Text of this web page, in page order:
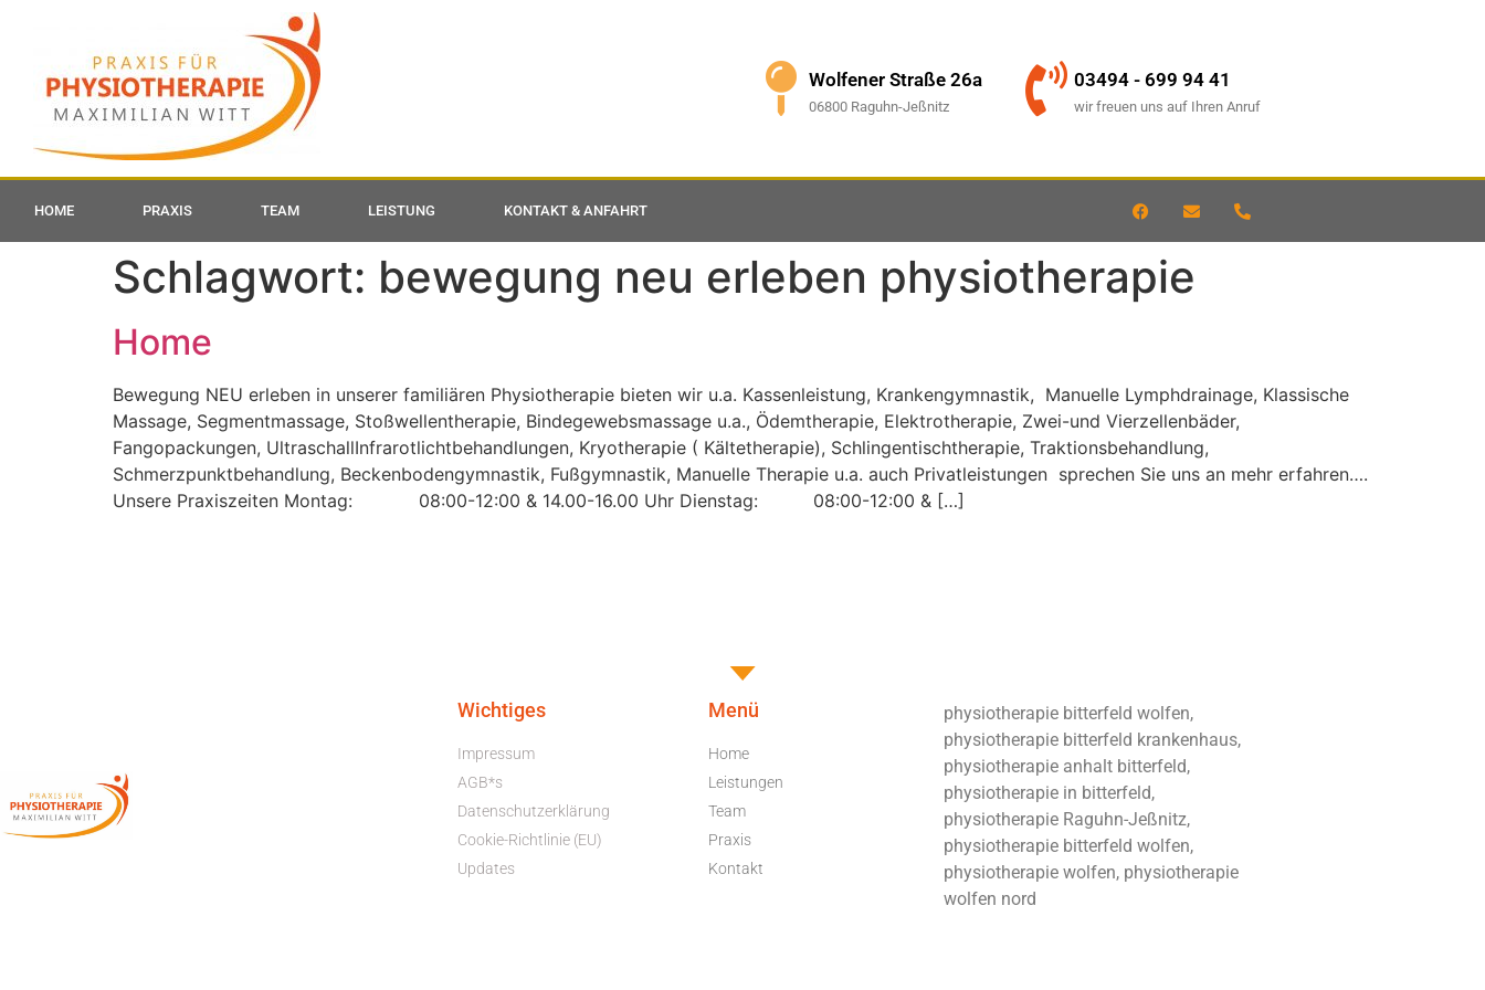
Wolfener Straße 26a
06800 Raguhn-Jeßnitz
03494 - 699 94 41
wir freuen uns auf Ihren Anruf
HOME PRAXIS TEAM LEISTUNG KONTAKT & ANFAHRT
Schlagwort: bewegung neu erleben physiotherapie
Home
Bewegung NEU erleben in unserer familiären Physiotherapie bieten wir u.a. Kassenleistung, Krankengymnastik, Manuelle Lymphdrainage, Klassische
Massage, Segmentmassage, Stoßwellentherapie, Bindegewebsmassage u.a., Ödemtherapie, Elektrotherapie, Zwei-und Vierzellenbäder,
Fangopackungen, UltraschallInfrarotlichtbehandlungen, Kryotherapie ( Kältetherapie), Schlingentischtherapie, Traktionsbehandlung,
Schmerzpunktbehandlung, Beckenbodengymnastik, Fußgymnastik, Manuelle Therapie u.a. auch Privatleistungen sprechen Sie uns an mehr erfahren….
Unsere Praxiszeiten Montag: 08:00-12:00 & 14.00-16.00 Uhr Dienstag: 08:00-12:00 & […]
Wichtiges
Impressum
AGB*s
Datenschutzerklärung
Cookie-Richtlinie (EU)
Updates
Menü
Home
Leistungen
Team
Praxis
Kontakt
physiotherapie bitterfeld wolfen,
physiotherapie bitterfeld krankenhaus,
physiotherapie anhalt bitterfeld,
physiotherapie in bitterfeld,
physiotherapie Raguhn-Jeßnitz,
physiotherapie bitterfeld wolfen,
physiotherapie wolfen, physiotherapie
wolfen nord